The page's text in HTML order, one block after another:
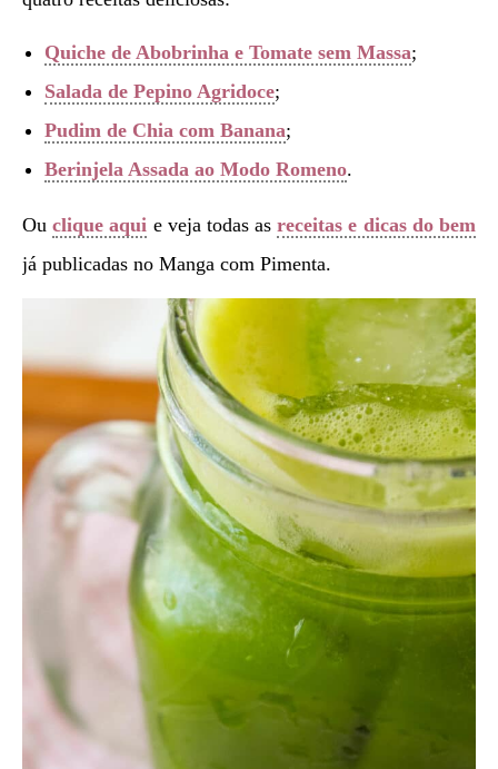
Quiche de Abobrinha e Tomate sem Massa;
Salada de Pepino Agridoce;
Pudim de Chia com Banana;
Berinjela Assada ao Modo Romeno.
Ouclique aqui e veja todas asreceitas e dicas do bem
já publicadas no Manga com Pimenta.